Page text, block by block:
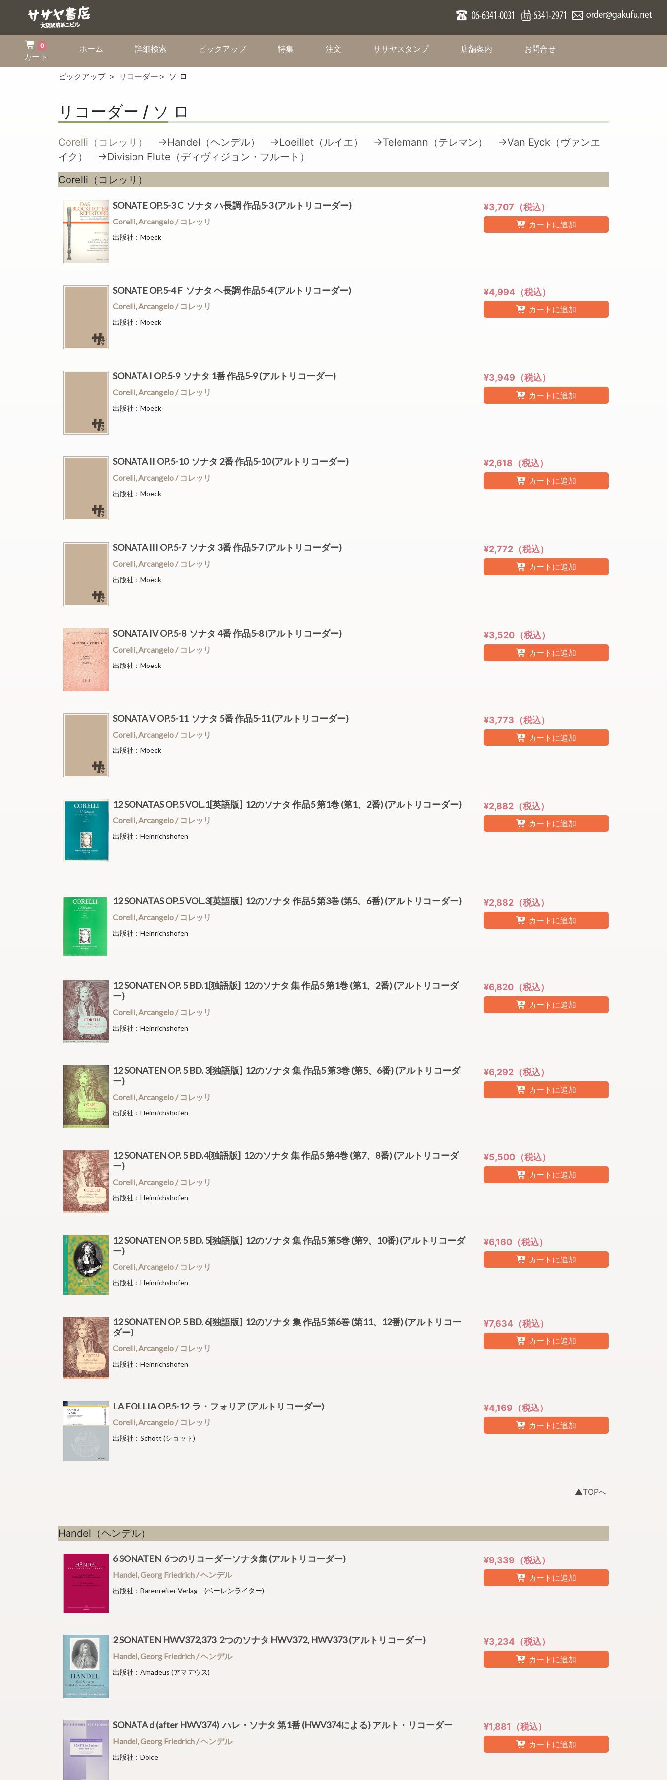
0
カート
ホーム (current)詳細検索 ピックアップ(current)特集(current)注文 (current)ササヤスタンプ(current) 店舗案内 お問合せ(current)
ピックアップ ＞ リコーダー ＞ ソ ロ
リコーダー / ソ ロ
Corelli（コレッリ） →Handel（ヘンデル） →Loeillet（ルイエ） →Telemann（テレマン）
→Van Eyck（ヴァンエ
イク）
→Division Flute（ディヴィジョン・フルート）
Corelli（コレッリ）
SONATE OP.5-3 C ソナタ ハ長調 作品5-3 (アルトリコーダー)
Corelli, Arcangelo / コレッリ
出版社：Moeck
¥3,707（税込）
カートに追加
SONATE OP.5-4 F ソナタ ヘ長調 作品5-4 (アルトリコーダー)
Corelli, Arcangelo / コレッリ
出版社：Moeck
¥4,994（税込）
カートに追加
SONATA I OP.5-9 ソナタ 1番 作品5-9 (アルトリコーダー)
Corelli, Arcangelo / コレッリ
出版社：Moeck
¥3,949（税込）
カートに追加
SONATA II OP.5-10 ソナタ 2番 作品5-10 (アルトリコーダー)
Corelli, Arcangelo / コレッリ
出版社：Moeck
¥2,618（税込）
カートに追加
SONATA III OP.5-7 ソナタ 3番 作品5-7 (アルトリコーダー)
Corelli, Arcangelo / コレッリ
出版社：Moeck
¥2,772（税込）
カートに追加
SONATA IV OP.5-8 ソナタ 4番 作品5-8 (アルトリコーダー)
Corelli, Arcangelo / コレッリ
出版社：Moeck
¥3,520（税込）
カートに追加
SONATA V OP.5-11 ソナタ 5番 作品5-11 (アルトリコーダー)
Corelli, Arcangelo / コレッリ
出版社：Moeck
¥3,773（税込）
カートに追加
12 SONATAS OP.5 VOL.1[英語版] 12のソナタ 作品5 第1巻 (第1、2番) (アルトリコーダー)
Corelli, Arcangelo / コレッリ
出版社：Heinrichshofen
¥2,882（税込）
カートに追加
12 SONATAS OP.5 VOL.3[英語版] 12のソナタ 作品5 第3巻 (第5、6番) (アルトリコーダー)
Corelli, Arcangelo / コレッリ
出版社：Heinrichshofen
¥2,882（税込）
カートに追加
12 SONATEN OP. 5 BD.1[独語版] 12のソナタ 集 作品5 第1巻 (第1、2番) (アルトリコーダ
ー)
Corelli, Arcangelo / コレッリ
出版社：Heinrichshofen
¥6,820（税込）
カートに追加
12 SONATEN OP. 5 BD. 3[独語版] 12のソナタ 集 作品5 第3巻 (第5、6番) (アルトリコーダ
ー)
Corelli, Arcangelo / コレッリ
出版社：Heinrichshofen
¥6,292（税込）
カートに追加
12 SONATEN OP. 5 BD.4[独語版] 12のソナタ 集 作品5 第4巻 (第7、8番) (アルトリコーダ
ー)
Corelli, Arcangelo / コレッリ
出版社：Heinrichshofen
¥5,500（税込）
カートに追加
12 SONATEN OP. 5 BD. 5[独語版] 12のソナタ 集 作品5 第5巻 (第9、10番) (アルトリコーダ
ー)
Corelli, Arcangelo / コレッリ
出版社：Heinrichshofen
¥6,160（税込）
カートに追加
12 SONATEN OP. 5 BD. 6[独語版] 12のソナタ 集 作品5 第6巻 (第11、12番) (アルトリコー
ダー)
Corelli, Arcangelo / コレッリ
出版社：Heinrichshofen
¥7,634（税込）
カートに追加
LA FOLLIA OP.5-12 ラ・フォリア (アルトリコーダー)
Corelli, Arcangelo / コレッリ
出版社：Schott (ショット)
¥4,169（税込）
カートに追加
▲TOPへ
Handel（ヘンデル）
6 SONATEN 6つのリコーダーソナタ集 (アルトリコーダー)
Handel, Georg Friedrich / ヘンデル
出版社：Barenreiter Verlag (ベーレンライター)
¥9,339（税込）
カートに追加
2 SONATEN HWV372,373 2つのソナタ HWV372, HWV373 (アルトリコーダー)
Handel, Georg Friedrich / ヘンデル
出版社：Amadeus (アマデウス)
¥3,234（税込）
カートに追加
SONATA d (after HWV374) ハレ・ソナタ 第1番 (HWV374による) アルト・リコーダー
Handel, Georg Friedrich / ヘンデル
出版社：Dolce
¥1,881（税込）
カートに追加